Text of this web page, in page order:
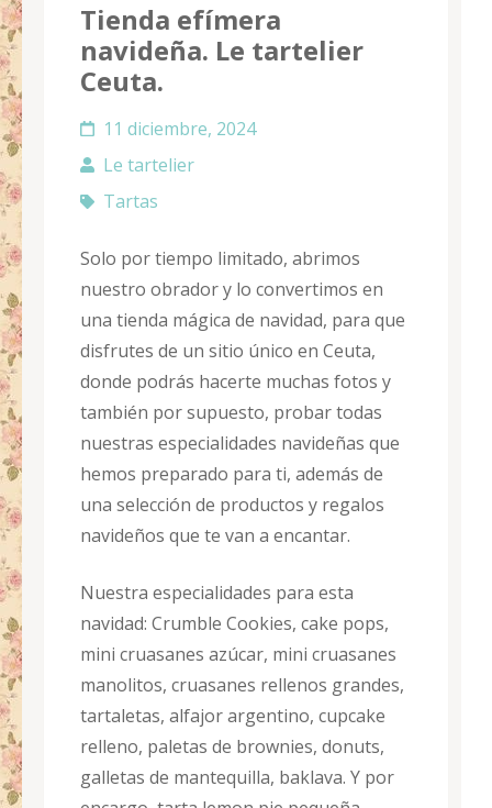
Tienda efímera
navideña. Le tartelier
Ceuta.
11 diciembre, 2024
Le tartelier
Tartas
Solo por tiempo limitado, abrimos
nuestro obrador y lo convertimos en
una tienda mágica de navidad, para que
disfrutes de un sitio único en Ceuta,
donde podrás hacerte muchas fotos y
también por supuesto, probar todas
nuestras especialidades navideñas que
hemos preparado para ti, además de
una selección de productos y regalos
navideños que te van a encantar.
Nuestra especialidades para esta
navidad: Crumble Cookies, cake pops,
mini cruasanes azúcar, mini cruasanes
manolitos, cruasanes rellenos grandes,
tartaletas, alfajor argentino, cupcake
relleno, paletas de brownies, donuts,
galletas de mantequilla, baklava. Y por